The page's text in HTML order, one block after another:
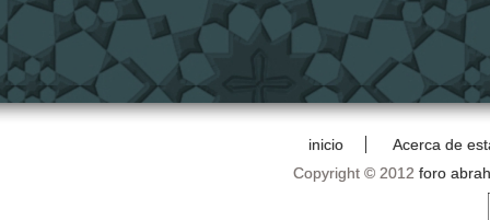
inicio
Acerca de
Copyright © 2012 foro